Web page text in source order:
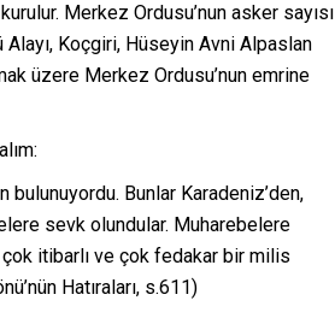
Merkez Ordusu’nun asker sayısı
Alayı, Koçgiri, Hüseyin Avni Alpaslan
üzere Merkez Ordusu’nun emrine
bulunuyordu. Bunlar Karadeniz’den,
sevk olundular. Muharebelere
itibarlı ve çok fedakar bir milis
Hatıraları, s.611)